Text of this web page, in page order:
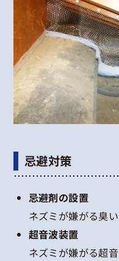
忌避対策
忌避剤の設置
ネズミが嫌がる臭
超音波装置
ネズミが嫌がる超